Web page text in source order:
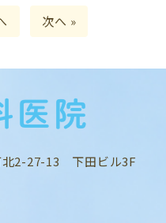
次へ »
2-27-13 下田ビル3F